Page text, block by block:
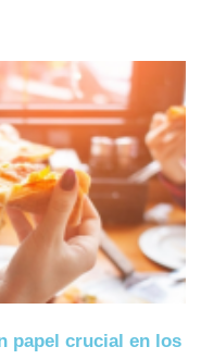
papel crucial en los